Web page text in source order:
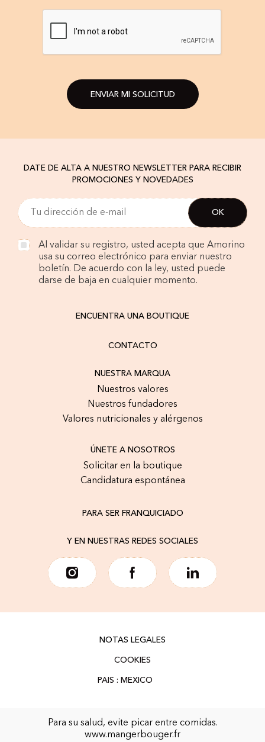
ENVIAR MI SOLICITUD
DATE DE ALTA A NUESTRO NEWSLETTER PARA RECIBIR
PROMOCIONES Y NOVEDADES
Al validar su registro, usted acepta que Amorino
usa su correo electrónico para enviar nuestro
boletín. De acuerdo con la ley, usted puede
darse de baja en cualquier momento.
ENCUENTRA UNA BOUTIQUE
CONTACTO
NUESTRA MARQUA
Nuestros valores
Nuestros fundadores
Valores nutricionales y alérgenos
ÚNETE A NOSOTROS
Solicitar en la boutique
Candidatura espontánea
PARA SER FRANQUICIADO
Y EN NUESTRAS REDES SOCIALES
NOTAS LEGALES
COOKIES
Para su salud, evite picar entre comidas.
www.mangerbouger.fr